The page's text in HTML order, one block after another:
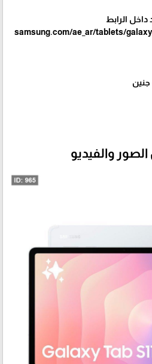
الرابط
samsung.com/ae_ar/tablets/
والفيديو